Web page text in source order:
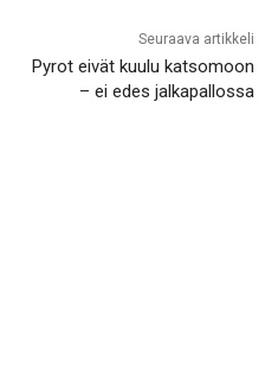
Seuraava artikkeli
Pyrot eivät kuulu katsomoon
– ei edes jalkapallossa